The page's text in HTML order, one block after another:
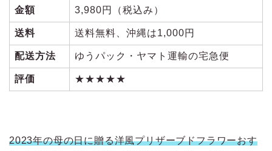
金額 3,980円（税込み）
送料 送料無料、沖縄は1,000円
配送方法 ゆうパック・ヤマト運輸の宅急便
評価 ★★★★★
2023年の母の日に贈る洋風プリザーブドフラワーおす